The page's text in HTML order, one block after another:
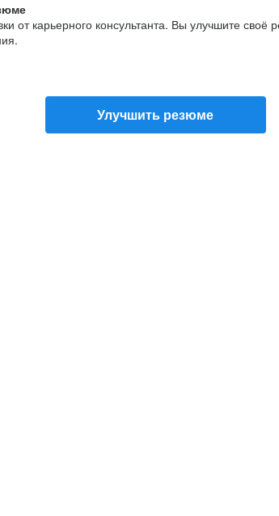
от карьерного консультанта. Вы улучшите
Улучшить резюме